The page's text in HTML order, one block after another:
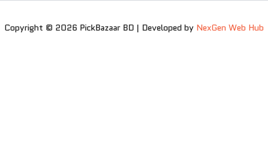
Copyright © 2026 PickBazaar BD | Developed by NexGen Web Hub